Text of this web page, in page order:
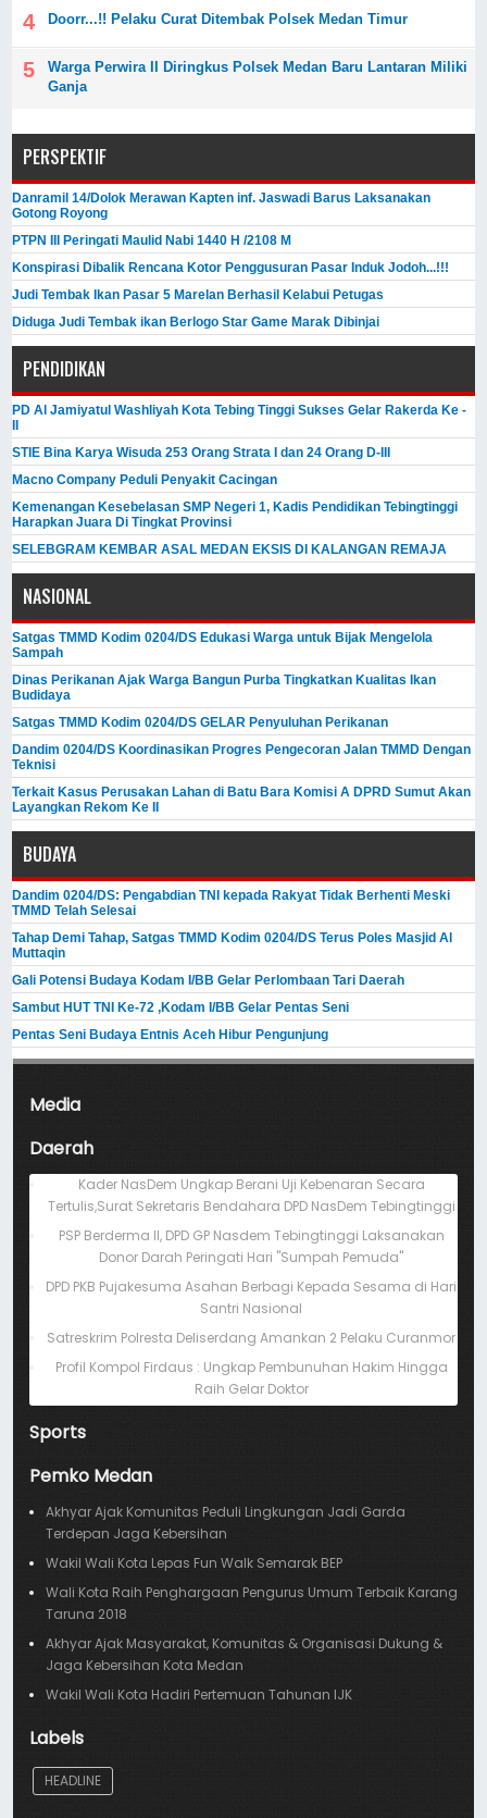
Doorr...!! Pelaku Curat Ditembak Polsek Medan Timur
Warga Perwira II Diringkus Polsek Medan Baru Lantaran Miliki
Ganja
PERSPEKTIF
Danramil 14/Dolok Merawan Kapten inf. Jaswadi Barus Laksanakan
Gotong Royong
PTPN III Peringati Maulid Nabi 1440 H /2108 M
Konspirasi Dibalik Rencana Kotor Penggusuran Pasar Induk Jodoh...!!!
Judi Tembak Ikan Pasar 5 Marelan Berhasil Kelabui Petugas
Diduga Judi Tembak ikan Berlogo Star Game Marak Dibinjai
PENDIDIKAN
PD Al Jamiyatul Washliyah Kota Tebing Tinggi Sukses Gelar Rakerda Ke -
II
STIE Bina Karya Wisuda 253 Orang Strata I dan 24 Orang D-III
Macno Company Peduli Penyakit Cacingan
Kemenangan Kesebelasan SMP Negeri 1, Kadis Pendidikan Tebingtinggi
Harapkan Juara Di Tingkat Provinsi
SELEBGRAM KEMBAR ASAL MEDAN EKSIS DI KALANGAN REMAJA
NASIONAL
Satgas TMMD Kodim 0204/DS Edukasi Warga untuk Bijak Mengelola
Sampah
Dinas Perikanan Ajak Warga Bangun Purba Tingkatkan Kualitas Ikan
Budidaya
Satgas TMMD Kodim 0204/DS GELAR Penyuluhan Perikanan
Dandim 0204/DS Koordinasikan Progres Pengecoran Jalan TMMD Dengan
Teknisi
Terkait Kasus Perusakan Lahan di Batu Bara Komisi A DPRD Sumut Akan
Layangkan Rekom Ke II
BUDAYA
Dandim 0204/DS: Pengabdian TNI kepada Rakyat Tidak Berhenti Meski ​
TMMD Telah Selesai
Tahap Demi Tahap, Satgas TMMD Kodim 0204/DS Terus Poles Masjid Al
Muttaqin
Gali Potensi Budaya Kodam I/BB Gelar Perlombaan Tari Daerah
Sambut HUT TNI Ke-72 ,Kodam I/BB Gelar Pentas Seni
Pentas Seni Budaya Entnis Aceh Hibur Pengunjung
Media
Daerah
Kader NasDem Ungkap Berani Uji Kebenaran Secara
Tertulis,Surat Sekretaris Bendahara DPD NasDem Tebingtinggi
PSP Berderma II, DPD GP Nasdem Tebingtinggi Laksanakan
Donor Darah Peringati Hari "Sumpah Pemuda"
DPD PKB Pujakesuma Asahan Berbagi Kepada Sesama di Hari
Santri Nasional
Satreskrim Polresta Deliserdang Amankan 2 Pelaku Curanmor
Profil Kompol Firdaus : Ungkap Pembunuhan Hakim Hingga
Raih Gelar Doktor
Sports
Pemko Medan
Akhyar Ajak Komunitas Peduli Lingkungan Jadi Garda
Terdepan Jaga Kebersihan
Wakil Wali Kota Lepas Fun Walk Semarak BEP
Wali Kota Raih Penghargaan Pengurus Umum Terbaik Karang
Taruna 2018
Akhyar Ajak Masyarakat, Komunitas & Organisasi Dukung &
Jaga Kebersihan Kota Medan
Wakil Wali Kota Hadiri Pertemuan Tahunan IJK
Labels
HEADLINE